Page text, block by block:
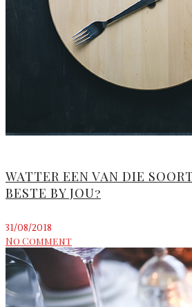
WATTER EEN VAN DIE
BESTE BY JOU?
31/08/2018
No Comment